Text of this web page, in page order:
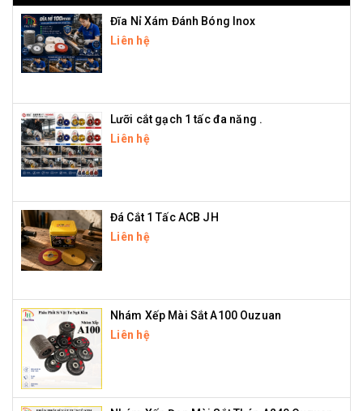
Đĩa Nỉ Xám Đánh Bóng Inox
Liên hệ
Lưỡi cắt gạch 1 tấc đa năng .
Liên hệ
Đá Cắt 1 Tấc ACB JH
Liên hệ
Nhám Xếp Mài Sắt A100 Ouzuan
Liên hệ